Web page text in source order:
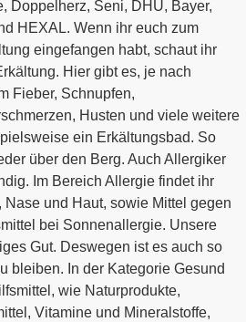
Doppelherz, Seni, DHU, Bayer,
HEXAL. Wenn ihr euch zum
eingefangen habt, schaut ihr
Hier gibt es, je nach
Fieber, Schnupfen,
Husten und viele weitere
ein Erkältungsbad. So
über den Berg. Auch Allergiker
Im Bereich Allergie findet ihr
Nase und Haut, sowie Mittel gegen
bei Sonnenallergie. Unsere
Gut. Deswegen ist es auch so
bleiben. In der Kategorie Gesund
wie Naturprodukte,
Vitamine und Mineralstoffe,